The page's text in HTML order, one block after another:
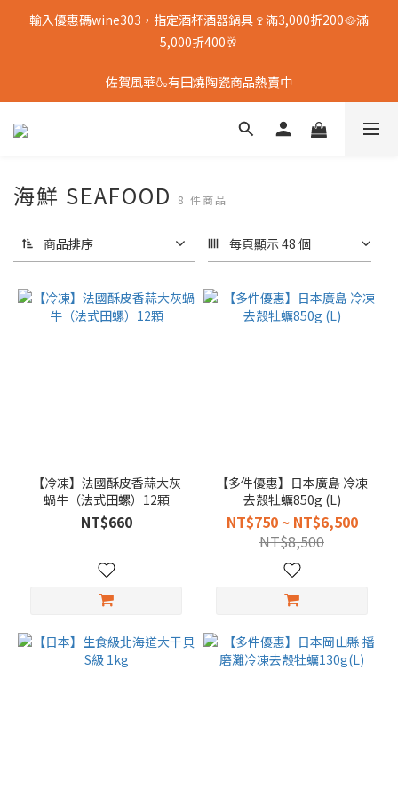
輸入優惠碼wine303，指定酒杯酒器鍋具🍷滿3,000折200🥘滿
5,000折400🥂
佐賀風華🍶有田燒陶瓷商品熱賣中
海鮮 SEAFOOD 8 件商品
商品排序 每頁顯示 48 個
【冷凍】法國酥皮香蒜大灰
蝸牛（法式田螺）12顆
NT$660
【多件優惠】日本廣島 冷凍
去殼牡蠣850g (L)
NT$750 ~ NT$6,500
NT$8,500